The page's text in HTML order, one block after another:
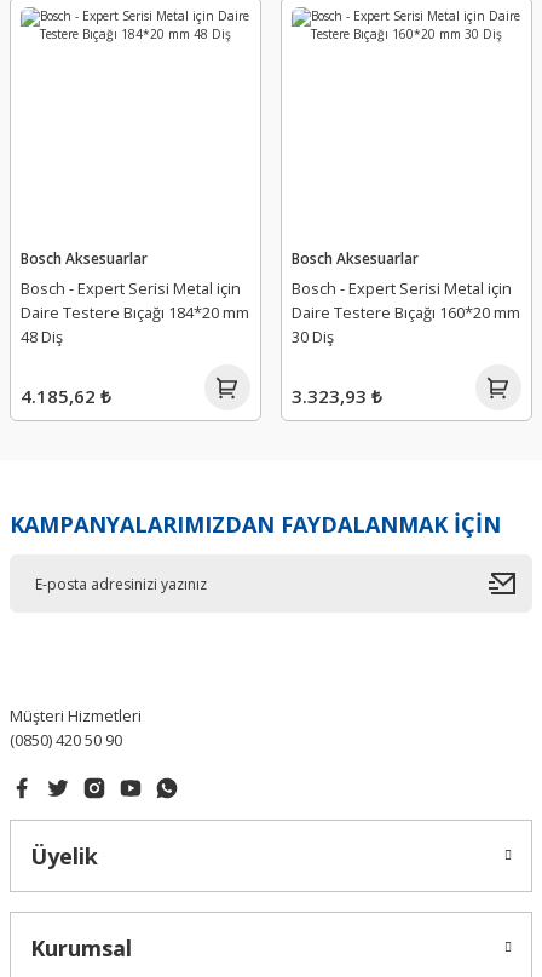
Bosch Aksesuarlar
Bosch - Expert Serisi Metal için
Daire Testere Bıçağı 184*20 mm
48 Diş
4.185,62 ₺
Bosch Aksesuarlar
Bosch - Expert Serisi Metal için
Daire Testere Bıçağı 160*20 mm
30 Diş
3.323,93 ₺
KAMPANYALARIMIZDAN FAYDALANMAK İÇİN
Müşteri Hizmetleri
(0850) 420 50 90
Üyelik
Kurumsal